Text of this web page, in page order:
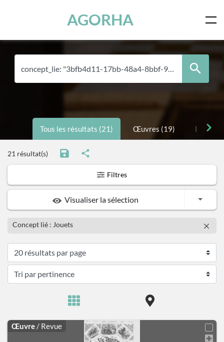
AGORHA
Tous les résultats (21) Œuvres (19)
21 résultat(s)
Filtres
Visualiser la sélection Toggle
Concept lié : Jouets
Œuvre / Revue